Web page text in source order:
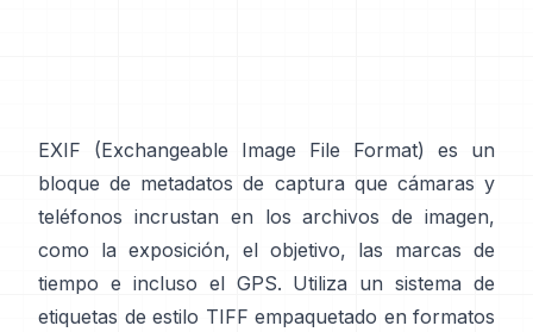
EXIF (Exchangeable Image File Format) es un
bloque de metadatos de captura que cámaras y
teléfonos incrustan en los archivos de imagen,
como la exposición, el objetivo, las marcas de
tiempo e incluso el GPS. Utiliza un sistema de
etiquetas de estilo TIFF empaquetado en formatos